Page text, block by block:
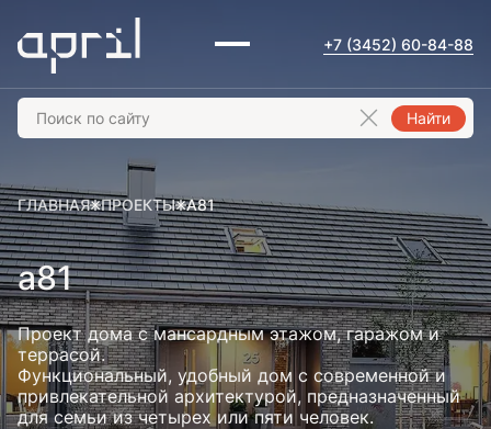
+7 (3452) 60-84-88
Найти
ГЛАВНАЯ ПРОЕКТЫ A81
a81
Проект дома с мансардным этажом, гаражом и
террасой.
Функциональный, удобный дом с современной и
привлекательной архитектурой, предназначенный
для семьи из четырех или пяти человек.